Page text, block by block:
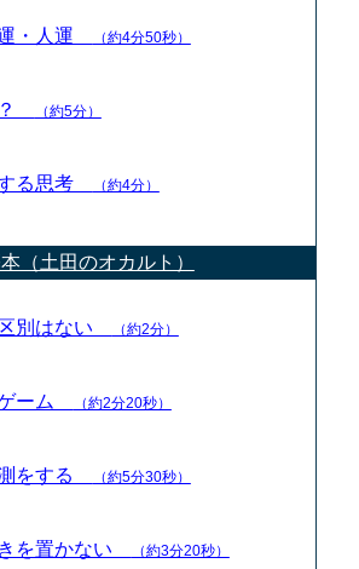
・人運 （約4分50秒）
？ （約5分）
る思考 （約4分）
（土田のオカルト）
別はない （約2分）
ーム （約2分20秒）
をする （約5分30秒）
を置かない （約3分20秒）